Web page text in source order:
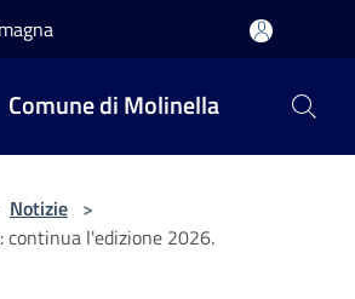
Comune di Molinella
Notizie >
continua l'edizione 2026.